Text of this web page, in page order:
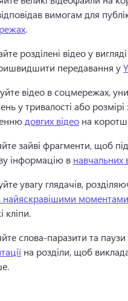
вимогам для
.
розділені відео у
передавання у
відео в соцмережах,
у тривалості або розмірі
довгих відео на
зайві фрагменти, щоб
інформацію в навчальних
увагу глядачів,
найяскравішими
кліпи.
слова-паразити та паузи
на розділи, щоб